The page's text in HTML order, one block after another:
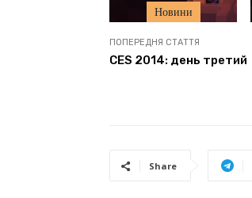
Новини
ПОПЕРЕДНЯ СТАТТЯ
CES 2014: день третий
Share